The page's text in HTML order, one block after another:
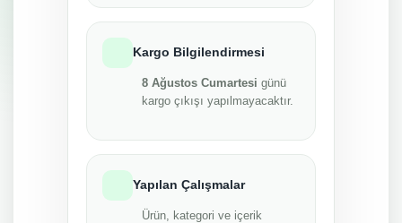
Kargo Bilgilendirmesi
8 Ağustos Cumartesi günü
kargo çıkışı yapılmayacaktır.
Yapılan Çalışmalar
Ürün, kategori ve içerik